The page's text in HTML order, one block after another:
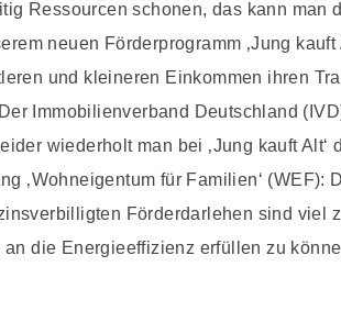
Ressourcen schonen, das kann man
neuen Förderprogramm ‚Jung kauft
und kleineren Einkommen ihren
Immobilienverband Deutschland
wiederholt man bei ‚Jung kauft Alt‘
‚Wohneigentum für Familien‘ (WEF):
Förderdarlehen sind viel
die Energieeffizienz erfüllen zu